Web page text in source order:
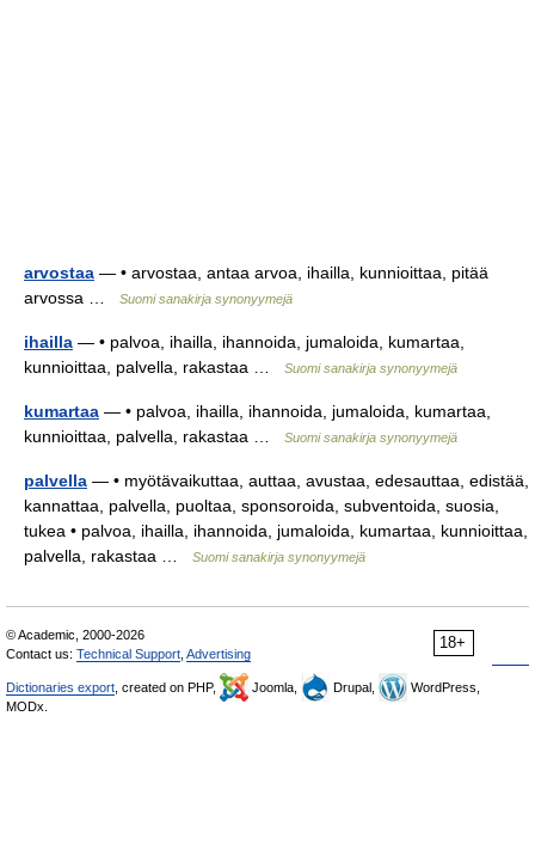
arvostaa — • arvostaa, antaa arvoa, ihailla, kunnioittaa, pitää
arvossa …
Suomi sanakirja synonyymejä
ihailla — • palvoa, ihailla, ihannoida, jumaloida, kumartaa,
kunnioittaa, palvella, rakastaa …
Suomi sanakirja synonyymejä
kumartaa — • palvoa, ihailla, ihannoida, jumaloida, kumartaa,
kunnioittaa, palvella, rakastaa …
Suomi sanakirja synonyymejä
palvella — • myötävaikuttaa, auttaa, avustaa, edesauttaa, edistää,
kannattaa, palvella, puoltaa, sponsoroida, subventoida, suosia,
tukea • palvoa, ihailla, ihannoida, jumaloida, kumartaa, kunnioittaa,
palvella, rakastaa …
Suomi sanakirja synonyymejä
18+
© Academic, 2000-2026
Contact us: Technical Support Advertising
Dictionaries export , created on PHP, Joomla, Drupal,
WordPress,
MODx.